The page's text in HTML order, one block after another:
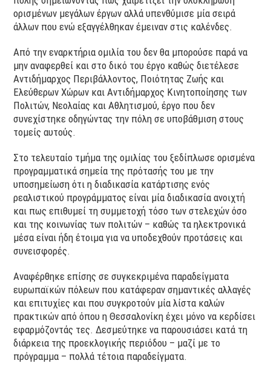
ορισμένων μεγάλων έργων αλλά υπενθύμισε μία σειρά
άλλων που ενώ εξαγγέλθηκαν έμειναν στις καλένδες.
Από την εναρκτήρια ομιλία του δεν θα μπορούσε παρά να
μην αναφερθεί και στο δικό του έργο καθώς διετέλεσε
Αντιδήμαρχος Περιβάλλοντος, Ποιότητας Ζωής και
Ελεύθερων Χώρων και Αντιδήμαρχος Κινητοποίησης των
Πολιτών, Νεολαίας και Αθλητισμού, έργο που δεν
συνεχίστηκε οδηγώντας την πόλη σε υποβάθμιση στους
τομείς αυτούς.
Στο τελευταίο τμήμα της ομιλίας του ξεδίπλωσε ορισμένα
προγραμματικά σημεία της πρότασής του με την
υποσημείωση ότι η διαδικασία κατάρτισης ενός
ρεαλιστικού προγράμματος είναι μία διαδικασία ανοιχτή
και πως επιθυμεί τη συμμετοχή τόσο των στελεχών όσο
και της κοινωνίας των πολιτών – καθώς τα ηλεκτρονικά
μέσα είναι ήδη έτοιμα για να υποδεχθούν προτάσεις και
συνεισφορές.
Αναφέρθηκε επίσης σε συγκεκριμένα παραδείγματα
ευρωπαϊκών πόλεων που κατάφεραν σημαντικές αλλαγές
και επιτυχίες και που συγκροτούν μία λίστα καλών
πρακτικών από όπου η Θεσσαλονίκη έχει μόνο να κερδίσει
εφαρμόζοντάς τες. Δεσμεύτηκε να παρουσιάσει κατά τη
διάρκεια της προεκλογικής περιόδου – μαζί με το
πρόγραμμα – πολλά τέτοια παραδείγματα.